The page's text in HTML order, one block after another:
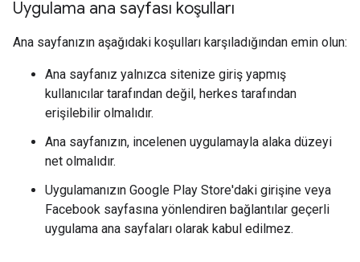
Uygulama ana sayfası koşulları
Ana sayfanızın aşağıdaki koşulları karşıladığından emin olun:
Ana sayfanız yalnızca sitenize giriş yapmış
kullanıcılar tarafından değil, herkes tarafından
erişilebilir olmalıdır.
Ana sayfanızın, incelenen uygulamayla alaka düzeyi
net olmalıdır.
Uygulamanızın Google Play Store'daki girişine veya
Facebook sayfasına yönlendiren bağlantılar geçerli
uygulama ana sayfaları olarak kabul edilmez.